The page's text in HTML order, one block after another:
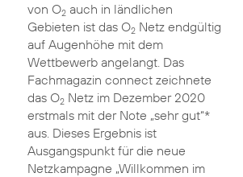
von O2auch in ländlichen
Gebieten ist das O2Netz endgültig
auf Augenhöhe mit dem
Wettbewerb angelangt. Das
Fachmagazin connect zeichnete
das O2Netz im Dezember 2020
erstmals mit der Note „sehr gut“*
aus. Dieses Ergebnis ist
Ausgangspunkt für die neue
Netzkampagne „Willkommen im